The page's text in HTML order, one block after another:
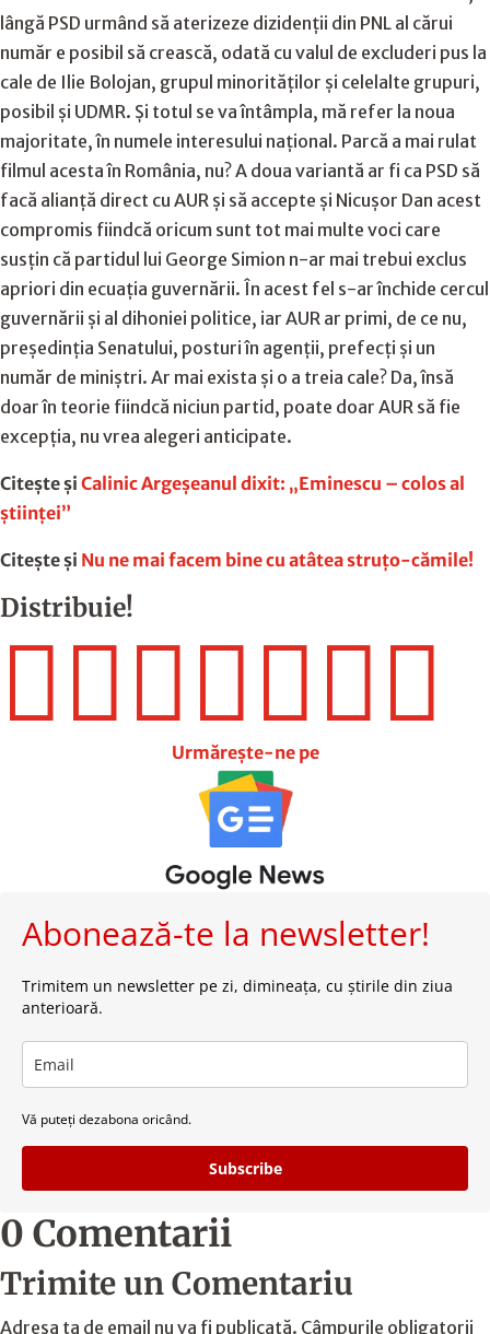
lângă PSD urmând să aterizeze dizidenții din PNL al cărui
număr e posibil să crească, odată cu valul de excluderi pus la
cale de Ilie Bolojan, grupul minorităților și celelalte grupuri,
posibil și UDMR. Și totul se va întâmpla, mă refer la noua
majoritate, în numele interesului național. Parcă a mai rulat
filmul acesta în România, nu? A doua variantă ar fi ca PSD să
facă alianță direct cu AUR și să accepte și Nicușor Dan acest
compromis fiindcă oricum sunt tot mai multe voci care
susțin că partidul lui George Simion n-ar mai trebui exclus
apriori din ecuația guvernării. În acest fel s-ar închide cercul
guvernării și al dihoniei politice, iar AUR ar primi, de ce nu,
președinția Senatului, posturi în agenții, prefecți și un
număr de miniștri. Ar mai exista și o a treia cale? Da, însă
doar în teorie fiindcă niciun partid, poate doar AUR să fie
excepția, nu vrea alegeri anticipate.
Citește și Calinic Argeşeanul dixit: „Eminescu – colos al
ştiinţei”
Citește și Nu ne mai facem bine cu atâtea struţo-cămile!
Distribuie!

Urmărește-ne pe
Abonează-te la newsletter!
Trimitem un newsletter pe zi, dimineața, cu știrile din ziua
anterioară.
Vă puteți dezabona oricând.
Subscribe
0 Comentarii
Trimite un Comentariu
Adresa ta de email nu va fi publicată. Câmpurile obligatorii